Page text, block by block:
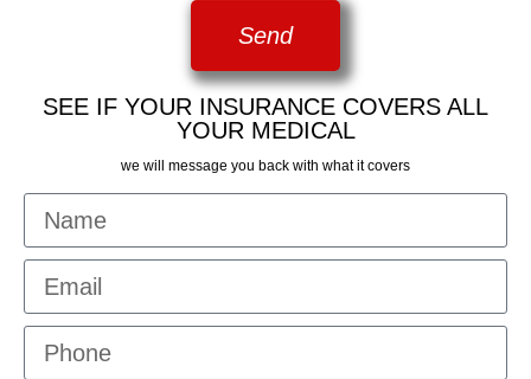
Send
SEE IF YOUR INSURANCE COVERS ALL
YOUR MEDICAL
we will message you back with what it covers